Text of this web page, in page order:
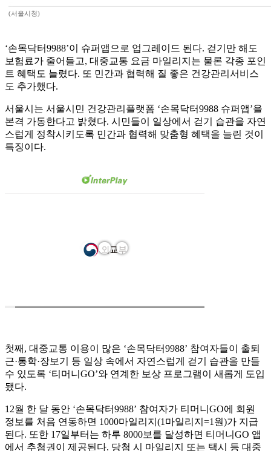
(서울시청)
‘손목닥터9988’이 슈퍼앱으로 업그레이드 된다. 걷기만 해도
보험료가 줄어들고, 대중교통 요금 마일리지는 물론 각종 포인
트 혜택도 늘렸다. 또 민간과 협력해 질 좋은 건강관리서비스
도 추가했다.
서울시는 서울시민 건강관리플랫폼 ‘손목닥터9988 슈퍼앱’을
본격 가동한다고 밝혔다. 시민들이 일상에서 걷기 습관을 자연
스럽게 정착시키도록 민간과 협력해 맞춤형 혜택을 늘린 것이
특징이다.
첫째, 대중교통 이용이 많은 ‘손목닥터9988’ 참여자들이 출퇴
근·통학·장보기 등 일상 속에서 자연스럽게 걷기 습관을 만들
수 있도록 ‘티머니GO’와 연계한 보상 프로그램이 새롭게 도입
됐다.
12월 한 달 동안 ‘손목닥터9988’ 참여자가 티머니GO에 회원
정보를 처음 연동하면 1000마일리지(1마일리지=1원)가 지급
된다. 또한 17일부터는 하루 8000보를 달성하면 티머니GO 앱
에서 추첨권이 제공된다. 당첨 시 마일리지 또는 택시 등 대중